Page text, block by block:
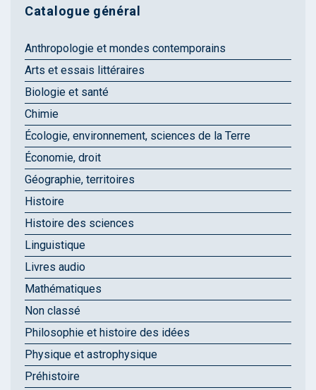
Catalogue général
Anthropologie et mondes contemporains
Arts et essais littéraires
Biologie et santé
Chimie
Écologie, environnement, sciences de la Terre
Économie, droit
Géographie, territoires
Histoire
Histoire des sciences
Linguistique
Livres audio
Mathématiques
Non classé
Philosophie et histoire des idées
Physique et astrophysique
Préhistoire